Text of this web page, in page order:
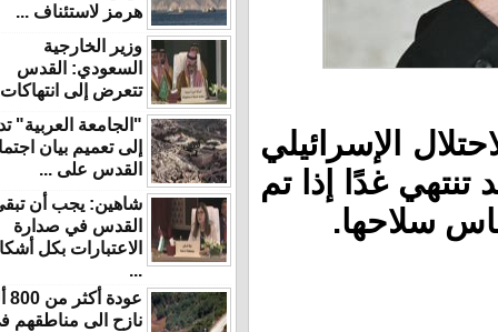
الإسرائيلي
غدًا إذا تم
هرمز لاستئناف ...
وزير الخارجية
السعودي: القدس
تتعرض إلى انتهاكات ...
"الجامعة العربية" تدعو
إلى تعميم بيان اجتماع
القدس على ...
شاهين: يجب أن تبقى
القدس في صدارة
الاعتبارات بكل أشكال
...
عودة أكثر من 800 ألف
نازح الى مناطقهم في